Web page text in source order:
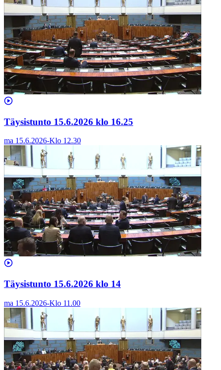
Täysistunto 15.6.2026 klo 16.25
ma 15.6.2026-Klo 12.30
Täysistunto 15.6.2026 klo 14
ma 15.6.2026-Klo 11.00